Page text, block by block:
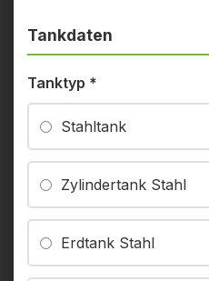
Tankdaten
Tanktyp *
Stahltank
Zylindertank Stahl
Erdtank Stahl